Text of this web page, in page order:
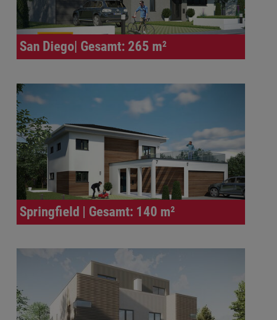
San Diego| Gesamt: 265 m²
Springfield | Gesamt: 140 m²